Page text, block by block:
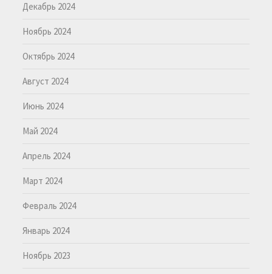
Декабрь 2024
Ноябрь 2024
Октябрь 2024
Август 2024
Июнь 2024
Май 2024
Апрель 2024
Март 2024
Февраль 2024
Январь 2024
Ноябрь 2023